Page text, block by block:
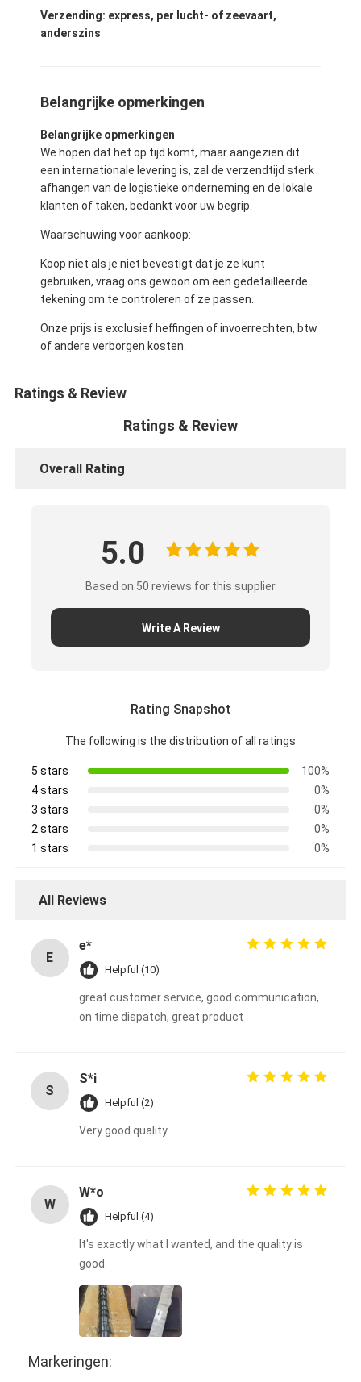
Verzending: express, per lucht- of zeevaart,
anderszins
Belangrijke opmerkingen
Belangrijke opmerkingen
We hopen dat het op tijd komt, maar aangezien dit
een internationale levering is, zal de verzendtijd sterk
afhangen van de logistieke onderneming en de lokale
klanten of taken, bedankt voor uw begrip.
Waarschuwing voor aankoop:
Koop niet als je niet bevestigt dat je ze kunt
gebruiken, vraag ons gewoon om een gedetailleerde
tekening om te controleren of ze passen.
Onze prijs is exclusief heffingen of invoerrechten, btw
of andere verborgen kosten.
Ratings & Review
Ratings & Review
Overall Rating
5.0
Based on 50 reviews for this supplier
Write A Review
Rating Snapshot
The following is the distribution of all ratings
5 stars
100%
4 stars
0%
3 stars
0%
2 stars
0%
1 stars
0%
All Reviews
E
e*
Helpful (10)
great customer service, good communication,
on time dispatch, great product
S
S*i
Helpful (2)
Very good quality
W
W*o
Helpful (4)
It's exactly what I wanted, and the quality is
good.
Markeringen: